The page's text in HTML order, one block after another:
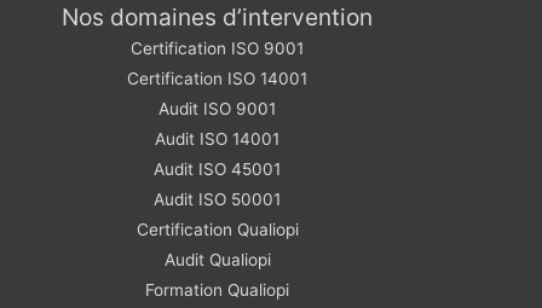
Nos domaines d’intervention
Certification ISO 9001
Certification ISO 14001
Audit ISO 9001
Audit ISO 14001
Audit ISO 45001
Audit ISO 50001
Certification Qualiopi
Audit Qualiopi
Formation Qualiopi